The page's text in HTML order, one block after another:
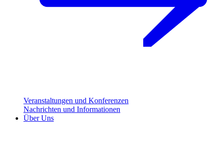
Veranstaltungen und Konferenzen
Nachrichten und Informationen
Über Uns